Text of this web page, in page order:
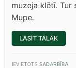
muzeja klētī. Tur
Mupe.
LASĪT TĀLĀK
MUPI”
IEVIETOTS SADARBĪBA